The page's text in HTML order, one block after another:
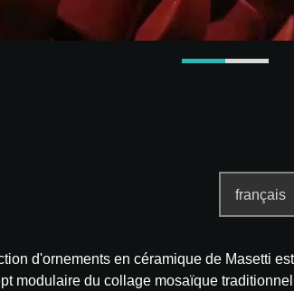
d'ornements en céramique de Masetti
modulaire du collage mosaïque